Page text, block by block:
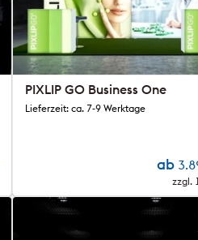
PIXLIP GO Business One
ab
zzgl.
Lieferzeit: ca. 7-9 Werktage